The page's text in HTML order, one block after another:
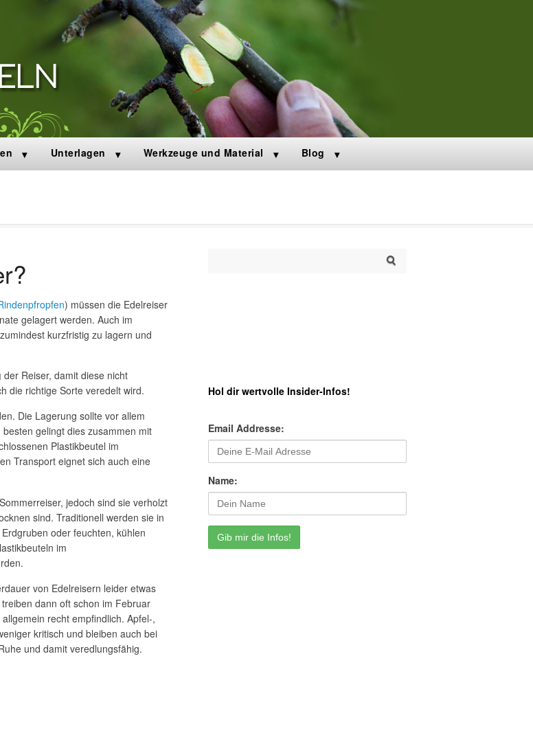
Unterlagen Werkzeuge und Material Blog
) müssen die Edelreiser
gelagert werden. Auch im
kurzfristig zu lagern und
der Reiser, damit diese nicht
die richtige Sorte veredelt wird.
Die Lagerung sollte vor allem
gelingt dies zusammen mit
Plastikbeutel im
Transport eignet sich auch eine
jedoch sind sie verholzt
sind. Traditionell werden sie in
oder feuchten, kühlen
im
von Edelreisern leider etwas
dann oft schon im Februar
recht empfindlich. Apfel-,
kritisch und bleiben auch bei
und damit veredlungsfähig.
Hol dir wertvolle Insider-Infos!
Email Addresse:
Name: